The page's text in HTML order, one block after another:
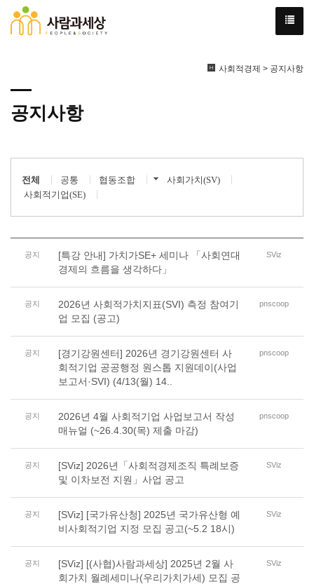
사회적경제 > 공지사항
공지사항
전체 공통 협동조합
사회가치(SV)
사회적기업(SE)
공지
[특강 안내] 가치가SE+ 세미나 「사회연대
경제의 흐름을 생각하다」
SViz
공지
2026년 사회적가치지표(SVI) 측정 참여기
업 모집 (공고)
pnscoop
공지
[경기강원센터] 2026년 경기강원센터 사
회적기업 공공행정 원스톱 지원데이(사업
보고서·SVI) (4/13(월) 14..
pnscoop
공지
2026년 4월 사회적기업 사업보고서 작성
매뉴얼 (~26.4.30(목) 제출 마감)
pnscoop
공지
[SViz] 2026년「사회적경제조직 특례보증
및 이차보전 지원」사업 공고
SViz
공지
[SViz] [국가유산청] 2025년 국가유산형 예
비사회적기업 지정 모집 공고(~5.2 18시)
SViz
공지
[SViz] [(사협)사람과세상] 2025년 2월 사
회가치 월례세미나(우리가치가세) 모집 공
SViz